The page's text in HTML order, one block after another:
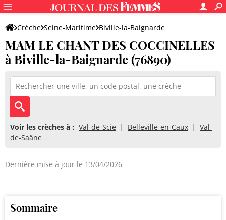
Crèche Seine-Maritime Biville-la-Baignarde
MAM LE CHANT DES COCCINELLES
MAM LE CHANT DES COCCINELLES
à Biville-la-Baignarde (76890)
Voir les crèches à : Val-de-Scie Belleville-en-Caux
Val-
de-Saâne
Dernière mise à jour le 13/04/2026
Sommaire